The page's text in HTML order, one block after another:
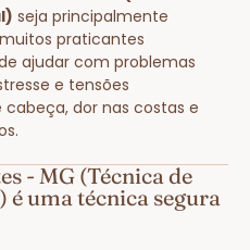
seja principalmente
praticantes
ajudar com problemas
e tensões
dor nas costas e
- MG (Técnica de
uma técnica segura